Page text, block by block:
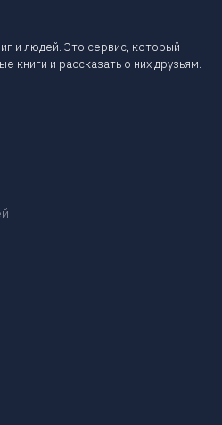
и людей. Это сервис, который
книги и рассказать о них друзьям.